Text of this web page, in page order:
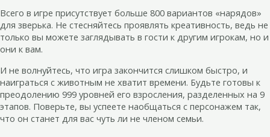
Всего в игре присутствует больше 800 вариантов «нарядов»
для зверька. Не стесняйтесь проявлять креативность, ведь не
только вы можете заглядывать в гости к другим игрокам, но и
они к вам.
И не волнуйтесь, что игра закончится слишком быстро, и
наиграться с животным не хватит времени. Будьте готовы к
преодолению 999 уровней его взросления, разделенных на 9
этапов. Поверьте, вы успеете наобщаться с персонажем так,
что он станет для вас чуть ли не членом семьи.